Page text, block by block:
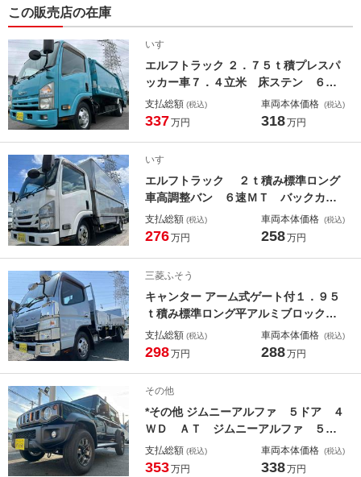
は、良いお年を！
この販売店の在庫
いすゞ
エルフトラック ２．７５ｔ積プレスパ
ッカー車７．４立米 床ステン ６速
ＭＴ ワイド２．７５ｔ積プレス式パ
ッカー車 ６速ＭＴ 両側電動格納ミ
テンレス加工車 連続スイッチ 汚水
タンク付 車両総重量７９６５キロ
支払総額 (税込)
337万円
車両本体価格 (税込)
318万円
いすゞ
エルフトラック ２ｔ積み標準ロング
車高調整バン ６速ＭＴ バックカメ
ラ付 北村製作所製リンボーバン 荷
台内寸長さ４４５×幅１６５×高さ１７
支払総額 (税込)
276万円
車両本体価格 (税込)
258万円
三菱ふそう
キャンター アーム式ゲート付１．９５
ｔ積み標準ロング平アルミブロック
１．９５ｔ積アルミブロック平ボディ
ー 車検Ｒ９年８月５日 デュアルＡ
式パワーゲート付 昇降能力８００キ
ロ リモコン付
支払総額 (税込)
298万円
車両本体価格 (税込)
288万円
その他
*その他 ジムニーアルファ ５ドア ４
ＷＤ ＡＴ ジムニーアルファ ５ド
ア ４速ＡＴ車 ４ＷＤ 車検Ｒ９年
１０月６日 純正ディスプレイオーデ
支払総額 (税込)
353万円
車両本体価格 (税込)
338万円